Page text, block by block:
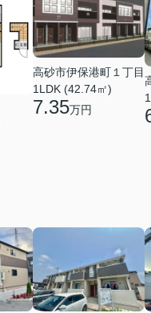
高砂市伊保港町１丁目
1LDK (42.74㎡)
7.35万円